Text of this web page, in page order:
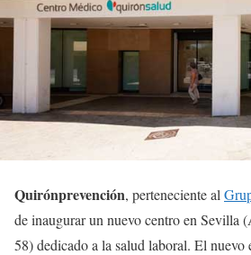
Quirónprevención, perteneciente al
de inaugurar un nuevo centro en Sevilla
58) dedicado a la salud laboral. El nuevo